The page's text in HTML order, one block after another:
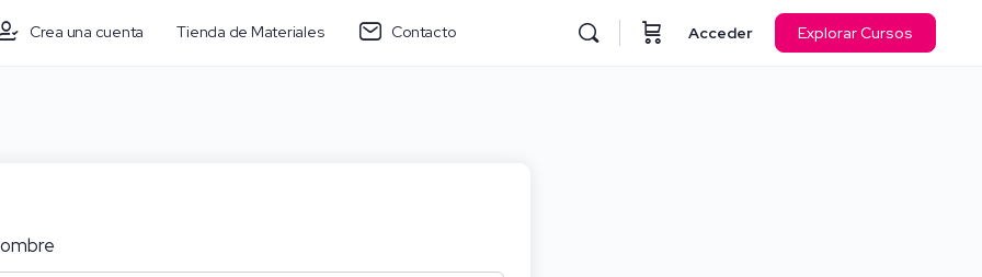
Crea una cuenta Tienda de Materiales Contacto Acceder Explorar Cursos